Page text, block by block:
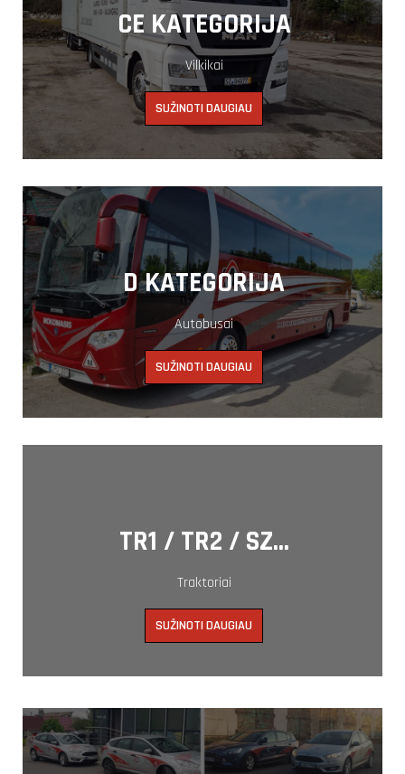
CE KATEGORIJA
Vilkikai
SUŽINOTI DAUGIAU
D KATEGORIJA
Autobusai
SUŽINOTI DAUGIAU
TR1 / TR2 / SZ...
Traktoriai
SUŽINOTI DAUGIAU